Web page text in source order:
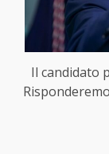
Il candidato